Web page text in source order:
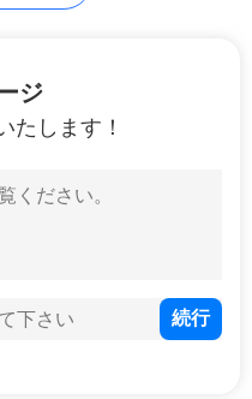
ー加工
ジ
たします！